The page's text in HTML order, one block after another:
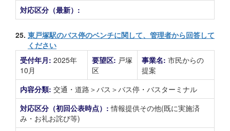
対応区分（最新）:
25. 東戸塚駅のバス停のベンチに関して、管理者から回答して
ください
受付年月: 2025年
10月
要望区: 戸塚
区
事業名: 市民からの
提案
内容分類: 交通・道路＞バス＞バス停・バスターミナル
対応区分（初回公表時点）:情報提供その他(既に実施済
み・お礼お詫び等)